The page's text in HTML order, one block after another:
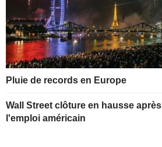
Pluie de records en Europe
Wall Street clôture en hausse après
l'emploi américain